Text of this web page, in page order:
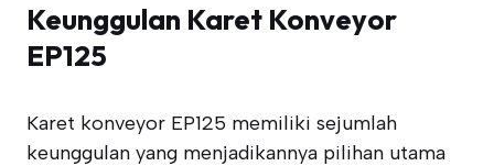
Keunggulan Karet Konveyor
EP125
Karet konveyor EP125 memiliki sejumlah
keunggulan yang menjadikannya pilihan utama